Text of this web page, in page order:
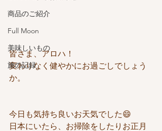
商品のご紹介
Full Moon
美味しいもの
旅の記録
皆さま、アロハ！
変わりなく健やかにお過ごしでしょう
か。
今日も気持ち良いお天気でした😄
日本にいたら、お掃除をしたりお正月